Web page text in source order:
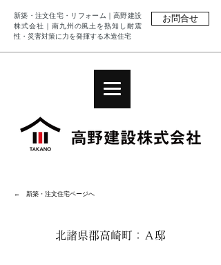
新築・注文住宅・リフォーム｜高野建設
株式会社｜南九州の風土を熟知し耐震
性・災害対策に力を発揮する木造住宅
お問合せ
← 新築・注文住宅ページへ
北諸県郡高崎町：Ａ邸